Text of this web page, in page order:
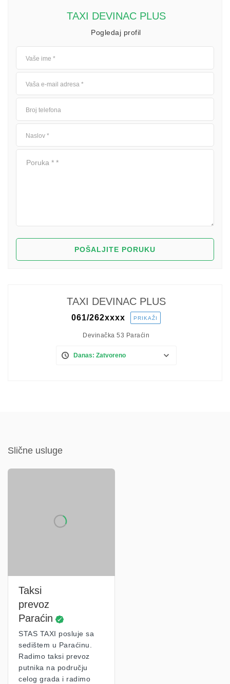
TAXI DEVINAC PLUS
Pogledaj profil
TAXI DEVINAC PLUS
061/262xxxx PRIKAŽI
Devinačka 53 Paraćin
Danas: Zatvoreno
Slične usluge
Taksi
prevoz
Paraćin
STAS TAXI posluje sa
sedištem u Paraćinu.
Radimo taksi prevoz
putnika na području
celog grada i radimo